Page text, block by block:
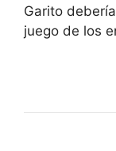
Garito
juego de los